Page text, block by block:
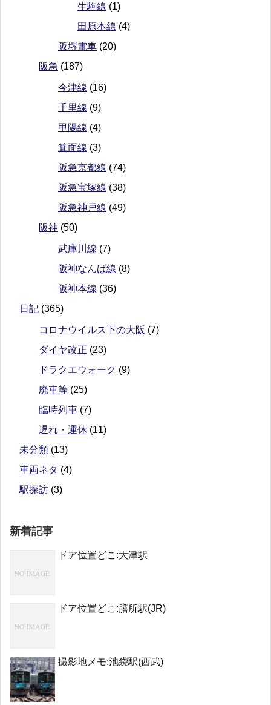
生駒線 (1)
田原本線 (4)
阪堺電車 (20)
阪急 (187)
今津線 (16)
千里線 (9)
甲陽線 (4)
箕面線 (3)
阪急京都線 (74)
阪急宝塚線 (38)
阪急神戸線 (49)
阪神 (50)
武庫川線 (7)
阪神なんば線 (8)
阪神本線 (36)
日記 (365)
コロナウイルス下の大阪 (7)
ダイヤ改正 (23)
ドラクエウォーク (9)
廃車等 (25)
臨時列車 (7)
遅れ・運休 (11)
未分類 (13)
車両ネタ (4)
駅探訪 (3)
新着記事
ドア位置どこ:大津駅
ドア位置どこ:膳所駅(JR)
撮影地メモ:池袋駅(西武)